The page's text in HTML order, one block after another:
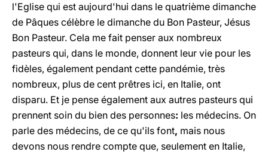
l'Eglise qui est aujourd'hui dans le quatrième dimanche
de Pâques célèbre le dimanche du Bon Pasteur, Jésus
Bon Pasteur. Cela me fait penser aux nombreux
pasteurs qui, dans le monde, donnent leur vie pour les
fidèles, également pendant cette pandémie, très
nombreux, plus de cent prêtres ici, en Italie, ont
disparu. Et je pense également aux autres pasteurs qui
prennent soin du bien des personnes: les médecins. On
parle des médecins, de ce qu'ils font, mais nous
devons nous rendre compte que, seulement en Italie,